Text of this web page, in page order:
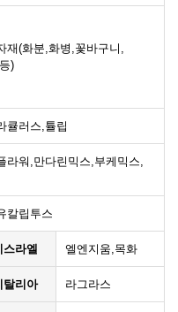
재(화분,화병,꽃바구니,
)
큘러스,튤립
라워,만다린믹스,부케믹스,
칼립투스
스라엘 엘엔지움,목화
탈리아 라그라스